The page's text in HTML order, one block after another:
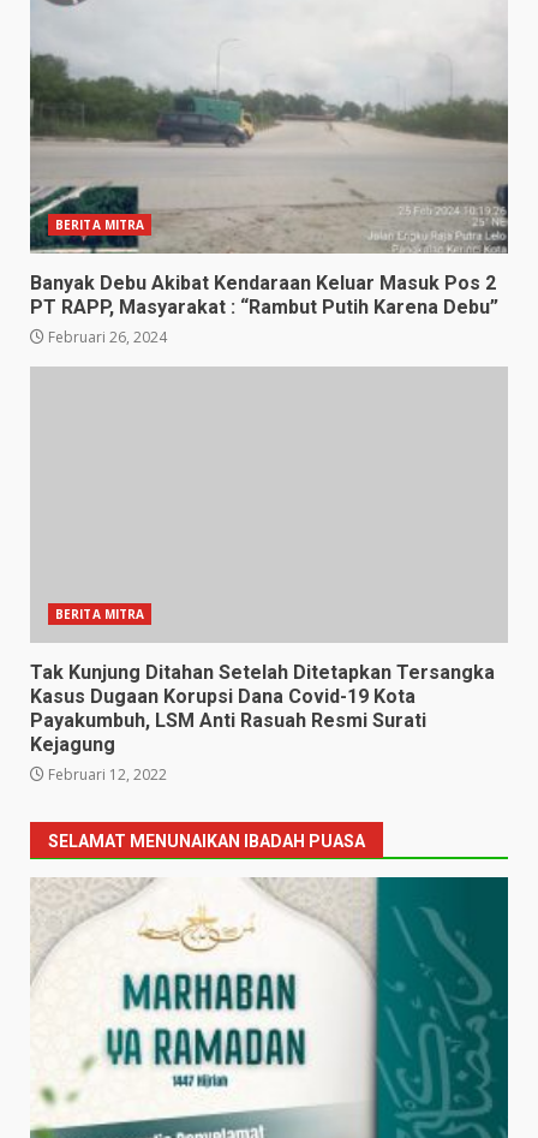
BERITA MITRA
Banyak Debu Akibat Kendaraan Keluar Masuk Pos 2
PT RAPP, Masyarakat : “Rambut Putih Karena Debu”
Februari 26, 2024
BERITA MITRA
Tak Kunjung Ditahan Setelah Ditetapkan Tersangka
Kasus Dugaan Korupsi Dana Covid-19 Kota
Payakumbuh, LSM Anti Rasuah Resmi Surati
Kejagung
Februari 12, 2022
SELAMAT MENUNAIKAN IBADAH PUASA